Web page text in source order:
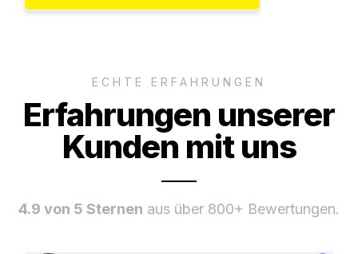
ECHTE ERFAHRUNGEN
Erfahrungen unserer
Kunden mit uns
4.9 von 5 Sternen aus über 800+ Bewertungen.